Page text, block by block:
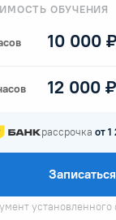
ОБУЧЕНИЯ
10 000
12 000 ₽
рассрочка от
установленного